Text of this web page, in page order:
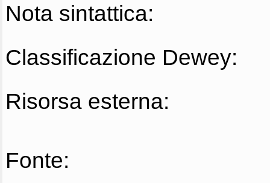
Nota sintattica:
Classificazione Dewey:
Risorsa esterna:
Fonte: